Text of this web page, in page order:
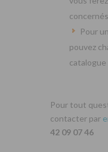
concernés
Pour
pouvez
catalogue
Pour tout
contacter par
42 09 07 46